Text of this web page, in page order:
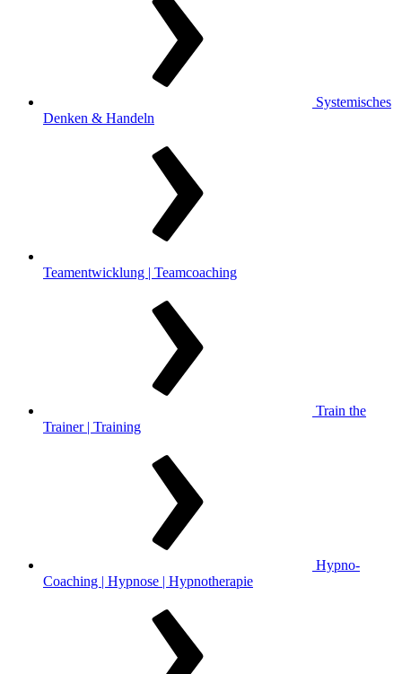
Systemisches
Denken & Handeln
Teamentwicklung | Teamcoaching
Train the
Trainer | Training
Hypno-
Coaching | Hypnose | Hypnotherapie